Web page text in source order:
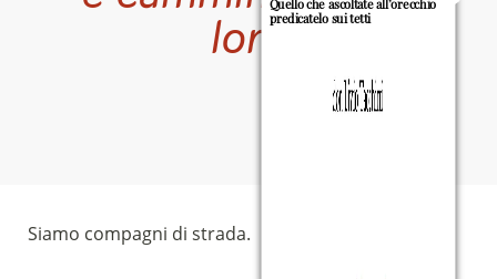
loro
Siamo compagni di strada.
Quello che ascoltate all’orecchio
predicatelo sui tetti